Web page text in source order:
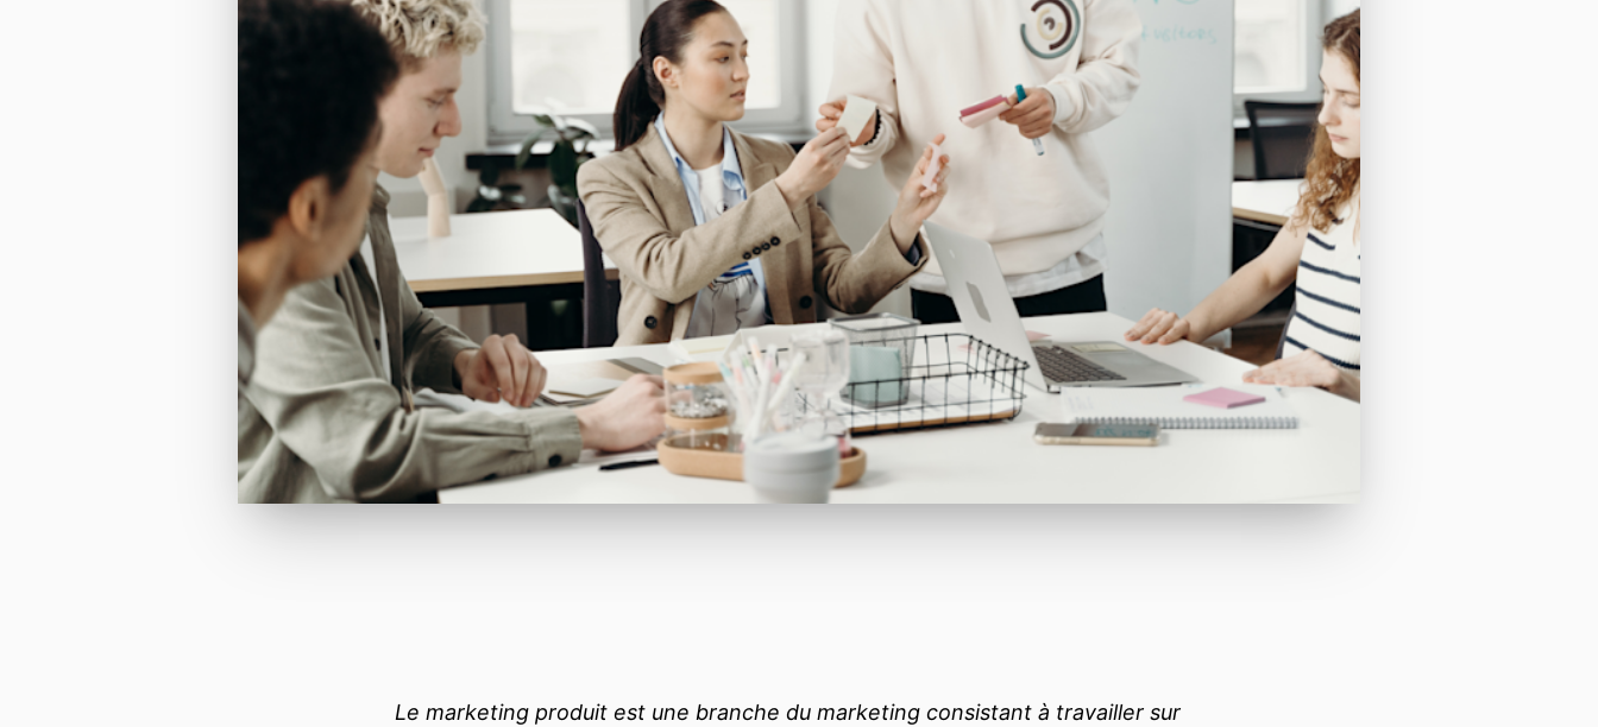
Le marketing produit est une branche du marketing consistant à travailler sur